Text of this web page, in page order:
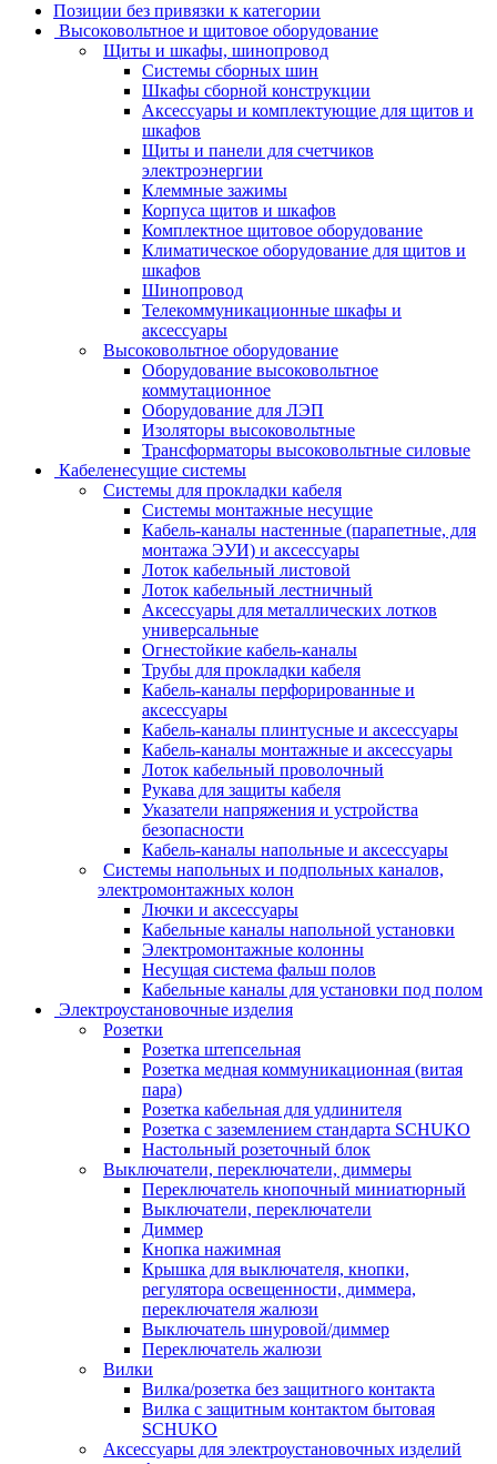
Позиции без привязки к категории
Высоковольтное и щитовое оборудование
Щиты и шкафы, шинопровод
Системы сборных шин
Шкафы сборной конструкции
Аксессуары и комплектующие для щитов и
шкафов
Щиты и панели для счетчиков
электроэнергии
Клеммные зажимы
Корпуса щитов и шкафов
Комплектное щитовое оборудование
Климатическое оборудование для щитов и
шкафов
Шинопровод
Телекоммуникационные шкафы и
аксессуары
Высоковольтное оборудование
Оборудование высоковольтное
коммутационное
Оборудование для ЛЭП
Изоляторы высоковольтные
Трансформаторы высоковольтные силовые
Кабеленесущие системы
Системы для прокладки кабеля
Системы монтажные несущие
Кабель-каналы настенные (парапетные, для
монтажа ЭУИ) и аксессуары
Лоток кабельный листовой
Лоток кабельный лестничный
Аксессуары для металлических лотков
универсальные
Огнестойкие кабель-каналы
Трубы для прокладки кабеля
Кабель-каналы перфорированные и
аксессуары
Кабель-каналы плинтусные и аксессуары
Кабель-каналы монтажные и аксессуары
Лоток кабельный проволочный
Рукава для защиты кабеля
Указатели напряжения и устройства
безопасности
Кабель-каналы напольные и аксессуары
Системы напольных и подпольных каналов,
электромонтажных колон
Лючки и аксессуары
Кабельные каналы напольной установки
Электромонтажные колонны
Несущая система фальш полов
Кабельные каналы для установки под полом
Электроустановочные изделия
Розетки
Розетка штепсельная
Розетка медная коммуникационная (витая
пара)
Розетка кабельная для удлинителя
Розетка с заземлением стандарта SCHUKO
Настольный розеточный блок
Выключатели, переключатели, диммеры
Переключатель кнопочный миниатюрный
Выключатели, переключатели
Диммер
Кнопка нажимная
Крышка для выключателя, кнопки,
регулятора освещенности, диммера,
переключателя жалюзи
Выключатель шнуровой/диммер
Переключатель жалюзи
Вилки
Вилка/розетка без защитного контакта
Вилка с защитным контактом бытовая
SCHUKO
Аксессуары для электроустановочных изделий